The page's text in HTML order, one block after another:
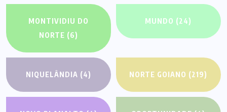
MONTIVIDIU DO
NORTE (6)
MUNDO (24)
NIQUELÂNDIA (4) NORTE GOIANO (219)